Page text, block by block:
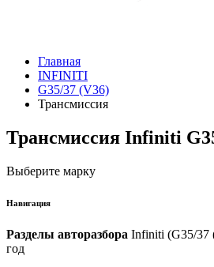
Главная
INFINITI
G35/37 (V36)
Трансмиссия
Трансмиссия Infiniti
Выберите марку
Навигация
Разделы авторазбора Infiniti (G35/37
год